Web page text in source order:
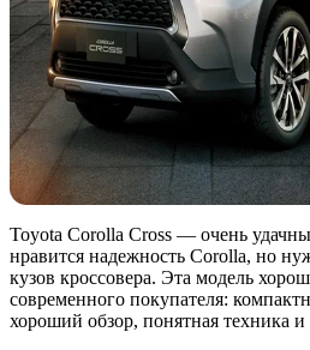
Toyota Corolla Cross — очень
нравится надежность Corolla, но
кузов кроссовера. Эта модель
современного покупателя:
хороший обзор, понятная техника